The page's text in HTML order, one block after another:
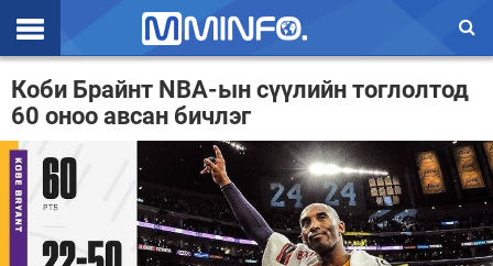
Эхлэл
Цаг агаар
Валют ханш
Улс төр
Эдийн засаг
Коби Брайнт NBA-ын сүүлийн тоглолтод
60 оноо авсан бичлэг